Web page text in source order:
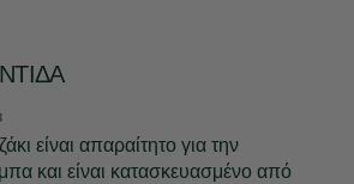
είναι απαραίτητο για την
και είναι κατασκευασμένο από